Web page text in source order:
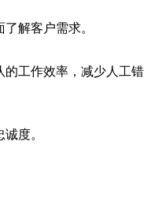
解客户需求。
的工作效率，减少人工错
度。